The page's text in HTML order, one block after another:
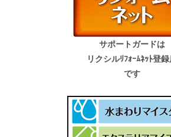
サポートガードは
リクシルﾘﾌｫｰﾑﾈｯﾄ登
です